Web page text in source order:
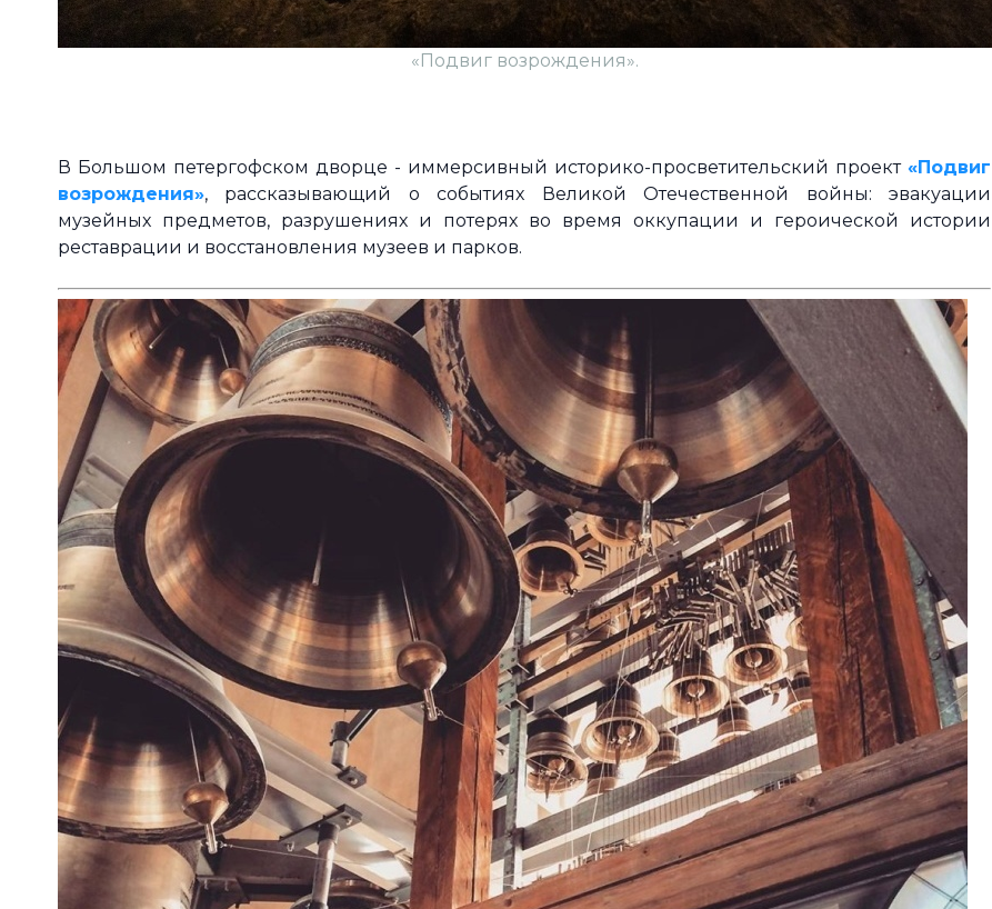
«Подвиг возрождения».
В Большом петергофском дворце - иммерсивный историко-просветительский проект «Подвиг
возрождения», рассказывающий о событиях Великой Отечественной войны: эвакуации
музейных предметов, разрушениях и потерях во время оккупации и героической истории
реставрации и восстановления музеев и парков.